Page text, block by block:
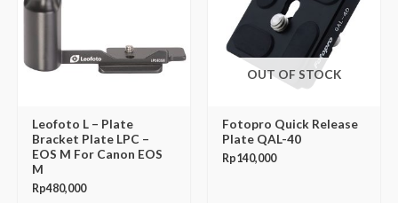
Leofoto L – Plate
Bracket Plate LPC –
EOS M For Canon EOS
M
Rp480,000
OUT OF STOCK
Fotopro Quick Release
Plate QAL-40
Rp140,000